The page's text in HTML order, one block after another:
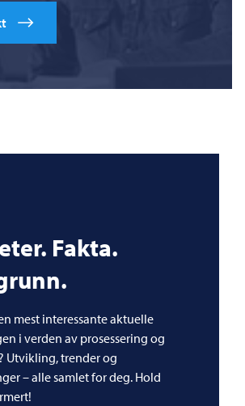
Fakta.
mest interessante aktuelle
i verden av prosessering og
Utvikling, trender og
– alle samlet for deg. Hold